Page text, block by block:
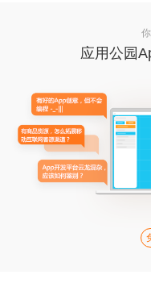
应用公园